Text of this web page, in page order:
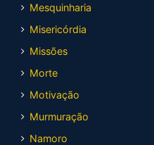
Mesquinharia
Misericórdia
Missões
Morte
Motivação
Murmuração
Namoro